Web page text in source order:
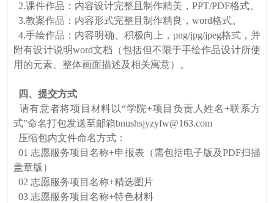
2.课件作品：内容设计完整且制作精美，PPT/PDF格式。
3.教案作品：内容形式完整且制作精良，word格式。
4.手绘作品：内容明确、积极向上，png/jpg/jpeg格式，并
附有设计说明word文档（包括但不限于手绘作品设计所使
用的元素、整体画面描述及相关寓意）。
四、提交方式
请有意者将项目材料以“学院+项目负责人姓名+联系方
式”命名打包发送至邮箱bnushsjyzyfw@163.com
压缩包内文件命名方式：
01 志愿服务项目名称+申报表（需包括电子版及PDF扫描
盖章版）
02 志愿服务项目名称+精选图片
03 志愿服务项目名称+特色材料